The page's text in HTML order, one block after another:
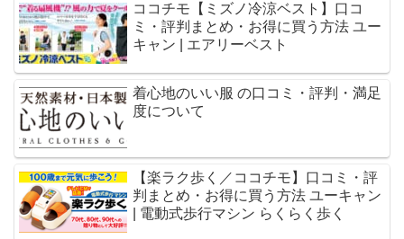
ココチモ【ミズノ冷涼ベスト】口コ
ミ・評判まとめ・お得に買う方法 ユー
キャン | エアリーベスト
着心地のいい服 の口コミ・評判・満足
度について
【楽ラク歩く／ココチモ】口コミ・評
判まとめ・お得に買う方法 ユーキャン
| 電動式歩行マシン らくらく歩く